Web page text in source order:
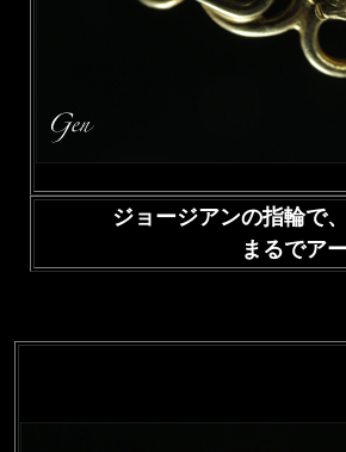
ジョージアンの指輪で
まるでア